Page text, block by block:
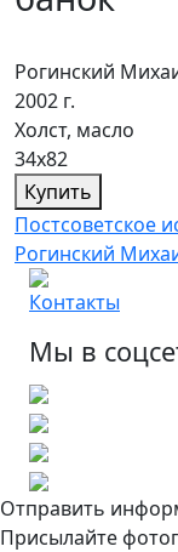
Рогинский
2002 г.
Холст, масло
34х82
Купить
Постсоветское
Рогинский
Контакты
Мы в
Отправить
Присылайте